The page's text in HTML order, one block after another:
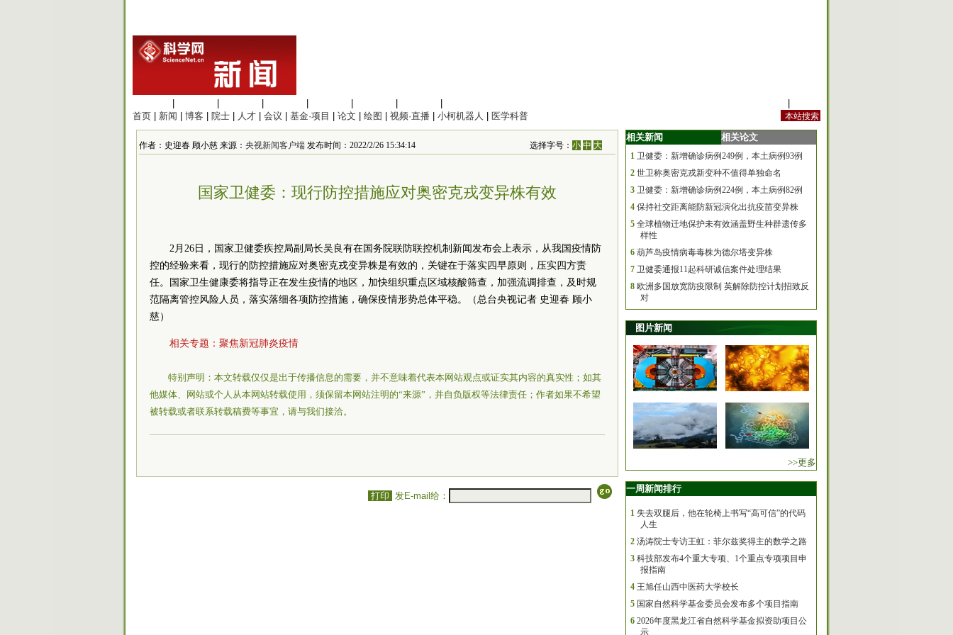
首页
新闻 博客 院士 人才 会议 基金·项目 论文 绘图 视频·直播 小柯机器人 医学科普
作者：史迎春 顾小慈 来源： 央视新闻客户端 发布时间：2022/2/26 15:34:14 选择字号：小 中 大
国家卫健委：现行防控措施应对奥密克戎变异株有效
2月26日，国家卫健委疾控局副局长吴良有在国务院联防联控机制新闻发布会上表示，从我国疫情防
控的经验来看，现行的防控措施应对奥密克戎变异株是有效的，关键在于落实四早原则，压实四方责
任。国家卫生健康委将指导正在发生疫情的地区，加快组织重点区域核酸筛查，加强流调排查，及时规
范隔离管控风险人员，落实落细各项防控措施，确保疫情形势总体平稳。（总台央视记者 史迎春 顾小
慈）
相关专题： 聚焦新冠肺炎疫情
特别声明：本文转载仅仅是出于传播信息的需要，并不意味着代表本网站观点或证实其内容的真实性；如其
他媒体、网站或个人从本网站转载使用，须保留本网站注明的“来源”，并自负版权等法律责任；作者如果不希望
被转载或者联系转载稿费等事宜，请与我们接洽。
打印 发E-mail给：
相关新闻 相关论文
1 卫健委：新增确诊病例249例，本土病例93例
2 世卫称奥密克戎新变种不值得单独命名
3 卫健委：新增确诊病例224例，本土病例82例
4 保持社交距离能防新冠演化出抗疫苗变异株
5 全球植物迁地保护未有效涵盖野生种群遗传多
样性
6 葫芦岛疫情病毒毒株为德尔塔变异株
7 卫健委通报11起科研诚信案件处理结果
8 欧洲多国放宽防疫限制 英解除防控计划招致反
对
图片新闻
>>更多
一周新闻排行
1 失去双腿后，他在轮椅上书写“高可信”的代码
人生
2 汤涛院士专访王虹：菲尔兹奖得主的数学之路
3 科技部发布4个重大专项、1个重点专项项目申
报指南
4 王旭任山西中医药大学校长
5 国家自然科学基金委员会发布多个项目指南
6 2026年度黑龙江省自然科学基金拟资助项目公
示